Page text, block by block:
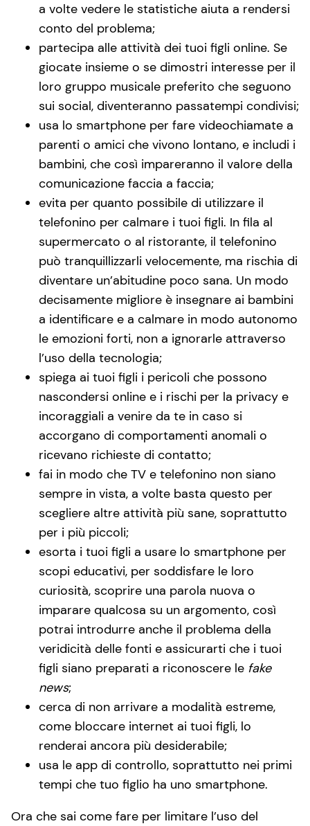
a volte vedere le statistiche aiuta a rendersi
conto del problema;
partecipa alle attività dei tuoi figli online. Se
giocate insieme o se dimostri interesse per il
loro gruppo musicale preferito che seguono
sui social, diventeranno passatempi condivisi;
usa lo smartphone per fare videochiamate a
parenti o amici che vivono lontano, e includi i
bambini, che così impareranno il valore della
comunicazione faccia a faccia;
evita per quanto possibile di utilizzare il
telefonino per calmare i tuoi figli. In fila al
supermercato o al ristorante, il telefonino
può tranquillizzarli velocemente, ma rischia di
diventare un’abitudine poco sana. Un modo
decisamente migliore è insegnare ai bambini
a identificare e a calmare in modo autonomo
le emozioni forti, non a ignorarle attraverso
l’uso della tecnologia;
spiega ai tuoi figli i pericoli che possono
nascondersi online e i rischi per la privacy e
incoraggiali a venire da te in caso si
accorgano di comportamenti anomali o
ricevano richieste di contatto;
fai in modo che TV e telefonino non siano
sempre in vista, a volte basta questo per
scegliere altre attività più sane, soprattutto
per i più piccoli;
esorta i tuoi figli a usare lo smartphone per
scopi educativi, per soddisfare le loro
curiosità, scoprire una parola nuova o
imparare qualcosa su un argomento, così
potrai introdurre anche il problema della
veridicità delle fonti e assicurarti che i tuoi
figli siano preparati a riconoscere le fake
news;
cerca di non arrivare a modalità estreme,
come bloccare internet ai tuoi figli, lo
renderai ancora più desiderabile;
usa le app di controllo, soprattutto nei primi
tempi che tuo figlio ha uno smartphone.
Ora che sai come fare per limitare l’uso del